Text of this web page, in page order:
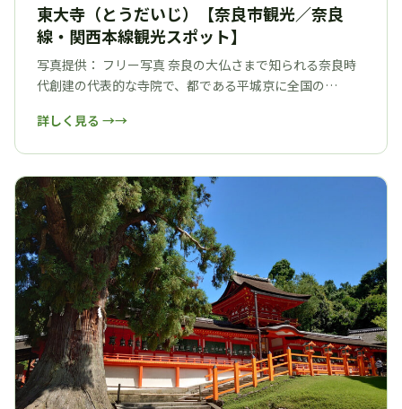
東大寺（とうだいじ）【奈良市観光／奈良
線・関西本線観光スポット】
写真提供： フリー写真 奈良の大仏さまで知られる奈良時
代創建の代表的な寺院で、都である平城京に全国の…
詳しく見る →